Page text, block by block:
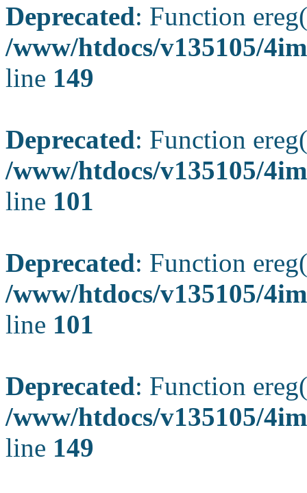
Deprecated: Function
/www/htdocs/v135105/
line 149
Deprecated: Function
/www/htdocs/v135105/
line 101
Deprecated: Function
/www/htdocs/v135105/
line 101
Deprecated: Function
/www/htdocs/v135105/
line 149